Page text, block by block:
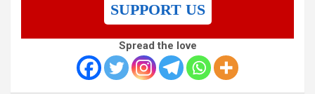
SUPPORT US
Spread the love